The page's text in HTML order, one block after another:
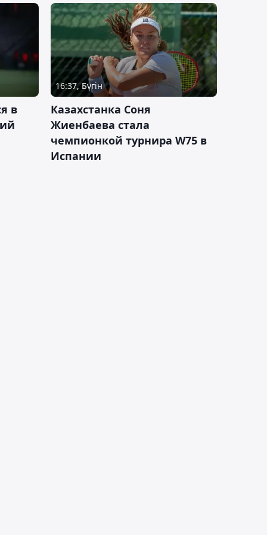
в
16:37, Бүгін
Казахстанка Соня
Жиенбаева стала
чемпионкой турнира W75 в
Испании